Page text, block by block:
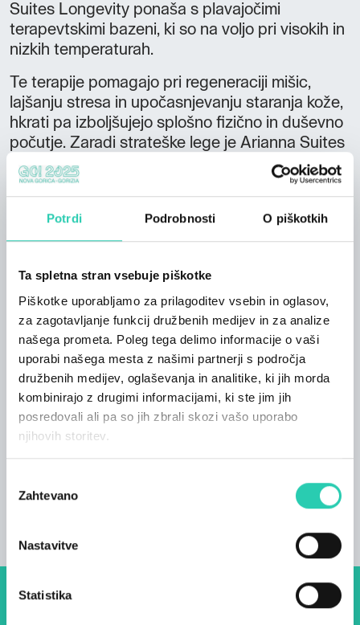
Potrdi Podrobnosti O piškotkih
Ta spletna stran vsebuje piškotke
Piškotke uporabljamo za prilagoditev vsebin in oglasov,
za zagotavljanje funkcij družbenih medijev in za analize
našega prometa. Poleg tega delimo informacije o vaši
uporabi našega mesta z našimi partnerji s področja
družbenih medijev, oglaševanja in analitike, ki jih morda
kombinirajo z drugimi informacijami, ki ste jim jih
posredovali ali pa so jih zbrali skozi vašo uporabo
njihovih storitev.
soglasja
Zahtevano
Nastavitve
Statistika
Suites Longevity ponaša s plavajočimi
terapevtskimi bazeni, ki so na voljo pri visokih in
nizkih temperaturah.
Te terapije pomagajo pri regeneraciji mišic,
lajšanju stresa in upočasnjevanju staranja kože,
hkrati pa izboljšujejo splošno fizično in duševno
počutje. Zaradi strateške lege je Arianna Suites
Longevity idealna ne le za ljubitelje dobrega
počutja, ampak tudi za ljubitelje vina in
uživajo v vrhunskih vinih. Za ljubitelje
kolesarjenja je na voljo tudi zaprta kolesarna z
videonadzorom, dostopna s kodo, kjer lahko
gostje varno shranijo svoja kolesa.
Prostor je opremljen z majhno delavnico za
redno vzdrževanje, polnjenje pnevmatik in
čiščenje koles.
S kombinacijo udobja, narave in inovativnih
tretmajev je Arianna Suites Longevity Center
idealna destinacija za bivanje, ki združuje
sprostitev in nego telesa.
Dogodki, članki in zgodbe iz